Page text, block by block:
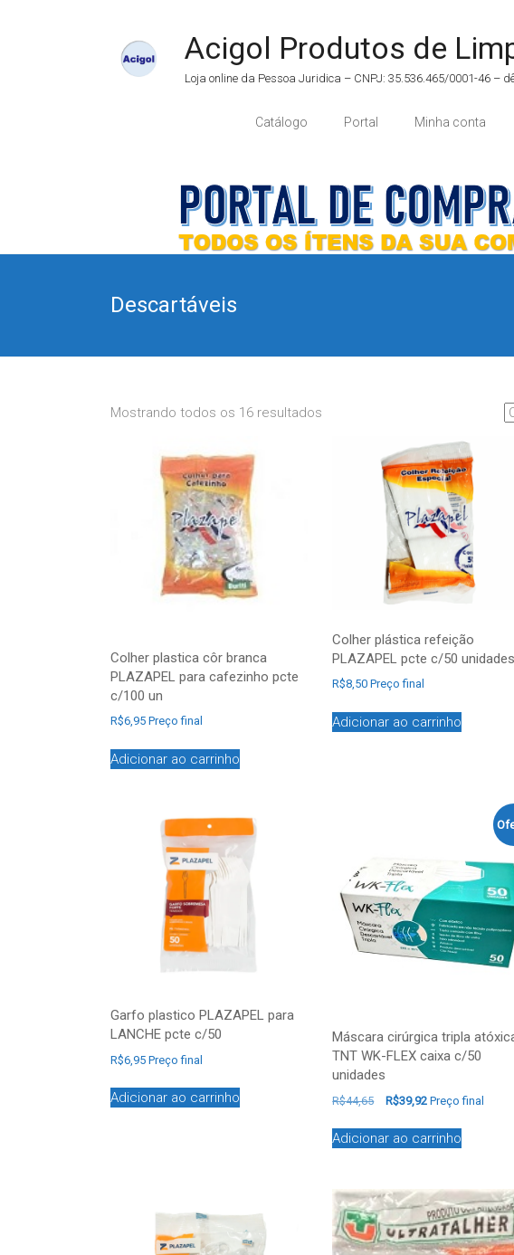
Acigol Produtos de
Loja online da Pessoa Juridica – CNPJ: 35.536.465/0001-46 –
Catálogo Portal Minha conta
Descartáveis
Mostrando todos os 16 resultados
Colher plastica côr branca
PLAZAPEL para cafezinho pcte
c/100 un
R$6,95 Preço final
Adicionar ao carrinho
Colher plástica refeição
PLAZAPEL pcte c/50 unidades
R$8,50 Preço final
Adicionar ao carrinho
Garfo plastico PLAZAPEL para
LANCHE pcte c/50
R$6,95 Preço final
Adicionar ao carrinho
Máscara cirúrgica tripla
TNT WK-FLEX caixa c/50
unidades
R$44,65 R$39,92 Preço final
Adicionar ao carrinho